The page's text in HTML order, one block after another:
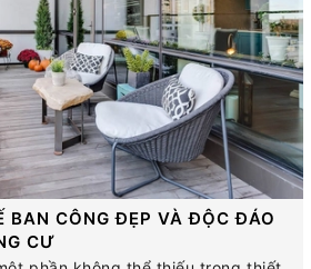
BAN CÔNG ĐẸP VÀ ĐỘC ĐÁO
CƯ